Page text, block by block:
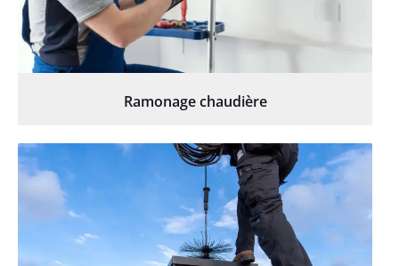
Ramonage chaudière